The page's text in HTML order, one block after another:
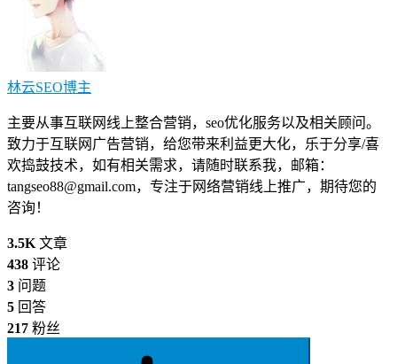
林云SEO博主
主要从事互联网线上整合营销，seo优化服务以及相关顾问。
致力于互联网广告营销，给您带来利益更大化，乐于分享/喜
欢捣鼓技术，如有相关需求，请随时联系我，邮箱：
tangseo88@gmail.com，专注于网络营销线上推广，期待您的
咨询！
3.5K 文章
438 评论
3 问题
5 回答
217 粉丝